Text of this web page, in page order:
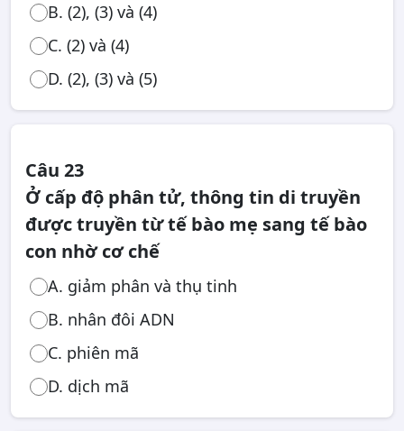
B. (2), (3) và (4)
C. (2) và (4)
D. (2), (3) và (5)
Câu 23
Ở cấp độ phân tử, thông tin di truyền
được truyền từ tế bào mẹ sang tế bào
con nhờ cơ chế
A. giảm phân và thụ tinh
B. nhân đôi ADN
C. phiên mã
D. dịch mã